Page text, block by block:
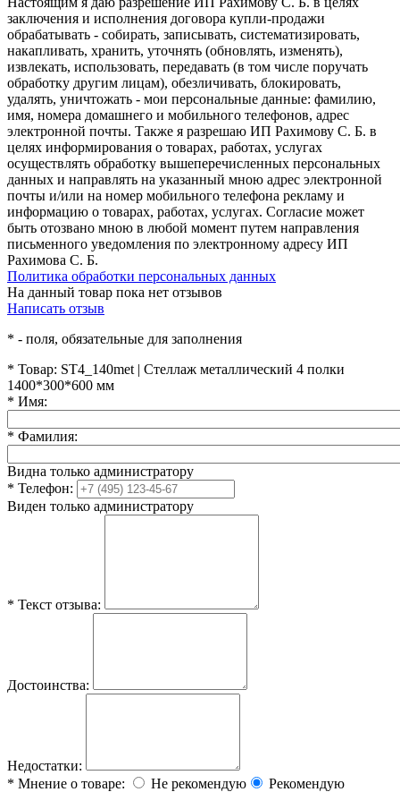
заключения и исполнения договора купли-продажи
обрабатывать - собирать, записывать, систематизировать,
накапливать, хранить, уточнять (обновлять, изменять),
извлекать, использовать, передавать (в том числе поручать
обработку другим лицам), обезличивать, блокировать,
удалять, уничтожать - мои персональные данные: фамилию,
имя, номера домашнего и мобильного телефонов, адрес
электронной почты. Также я разрешаю ИП Рахимову С. Б. в
целях информирования о товарах, работах, услугах
осуществлять обработку вышеперечисленных персональных
данных и направлять на указанный мною адрес электронной
почты и/или на номер мобильного телефона рекламу и
информацию о товарах, работах, услугах. Согласие может
быть отозвано мною в любой момент путем направления
письменного уведомления по электронному адресу ИП
Рахимова С. Б.
Политика обработки персональных данных
На данный товар пока нет отзывов
Написать отзыв
* - поля, обязательные для заполнения
* Товар: ST4_140met | Стеллаж металлический 4 полки
1400*300*600 мм
* Имя:
* Фамилия:
Видна только администратору
* Телефон:
Виден только администратору
* Текст отзыва:
Достоинства:
Недостатки:
* Мнение о товаре: Не рекомендую
Рекомендую